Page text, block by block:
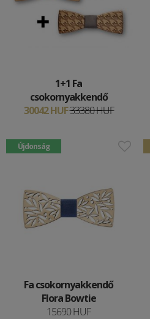
1+1 Fa
csokornyakkendő
30042 HUF33380 HUF
Újdonság
Fa csokornyakkendő
Flora Bowtie
15690 HUF